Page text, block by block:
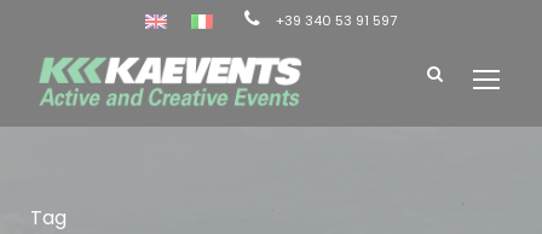
+39 340 53 91 597
Tag